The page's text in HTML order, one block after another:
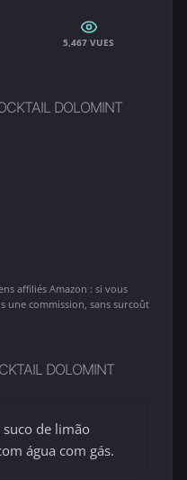
5,467 VUES
DOLOMINT
affiliés Amazon : si vous
une commission, sans surcoût
DOLOMINT
suco de limão
água com gás.